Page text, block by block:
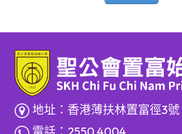
地址：香港薄扶林置富徑3號